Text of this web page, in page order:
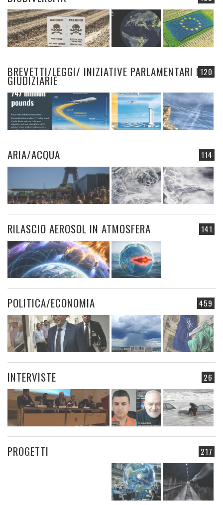
120
BREVETTI/LEGGI/ INIZIATIVE PARLAMENTARI E
GIUDIZIARIE
114
ARIA/ACQUA
141
RILASCIO AEROSOL IN ATMOSFERA
459
POLITICA/ECONOMIA
26
INTERVISTE
217
PROGETTI